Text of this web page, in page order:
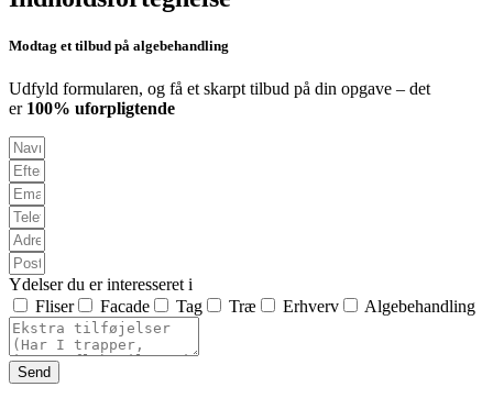
Modtag et tilbud på algebehandling
Udfyld formularen, og få et skarpt tilbud på din opgave – det
er 100% uforpligtende
Ydelser du er interesseret i
Fliser
Facade Tag Træ Erhverv Algebehandling
Send